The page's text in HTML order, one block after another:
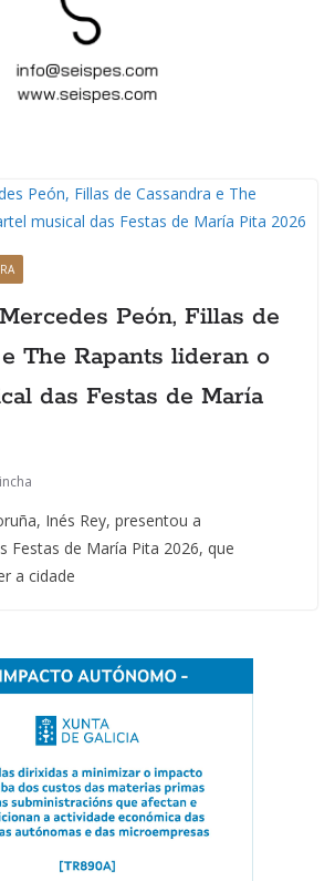
Peón, Fillas de
The Rapants lideran o
das Festas de María
Inés Rey, presentou a
Festas de María Pita 2026, que
a cidade